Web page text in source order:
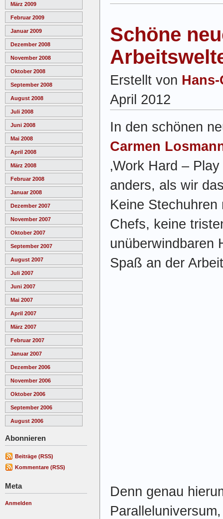
März 2009
Februar 2009
Januar 2009
Dezember 2008
November 2008
Oktober 2008
September 2008
August 2008
Juli 2008
Juni 2008
Mai 2008
April 2008
März 2008
Februar 2008
Januar 2008
Dezember 2007
November 2007
Oktober 2007
September 2007
August 2007
Juli 2007
Juni 2007
Mai 2007
April 2007
März 2007
Februar 2007
Januar 2007
Dezember 2006
November 2006
Oktober 2006
September 2006
August 2006
Abonnieren
Beiträge (RSS)
Kommentare (RSS)
Meta
Anmelden
Schöne
Erstellt von
April 2012
In den schönen
Carmen
‚Work Hard –
anders, als wir
Keine
Chefs, keine
unüberwindbaren
Spaß an der
Denn genau